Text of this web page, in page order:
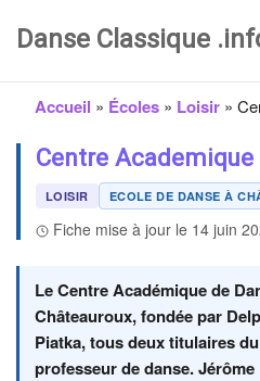
Danse Classique
Accueil » Écoles » Loisir »
Centre Academique
LOISIR ECOLE DE DANSE À
Fiche mise à jour le 14 juin
Le Centre Académique de
Châteauroux, fondée par
Piatka, tous deux titulaires
professeur de danse.